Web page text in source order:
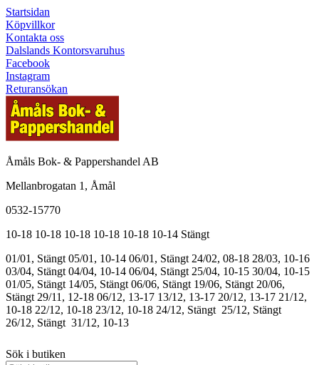
Startsidan
Köpvillkor
Kontakta oss
Dalslands Kontorsvaruhus
Facebook
Instagram
Returansökan
Åmåls Bok- & Pappershandel AB
Mellanbrogatan 1, Åmål
0532-15770
10-18 10-18 10-18 10-18 10-18 10-14 Stängt
01/01, Stängt 05/01, 10-14 06/01, Stängt 24/02, 08-18 28/03, 10-16
03/04, Stängt 04/04, 10-14 06/04, Stängt 25/04, 10-15 30/04, 10-15
01/05, Stängt 14/05, Stängt 06/06, Stängt 19/06, Stängt 20/06,
Stängt 29/11, 12-18 06/12, 13-17 13/12, 13-17 20/12, 13-17 21/12,
10-18 22/12, 10-18 23/12, 10-18 24/12, Stängt 25/12, Stängt
26/12, Stängt 31/12, 10-13
Sök i butiken